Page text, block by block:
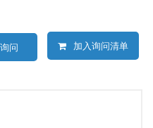
问 加入询问清单